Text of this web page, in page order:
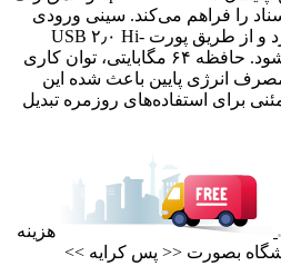
را فراهم می‌کند. سینی ورودی
کاغذ آن ظرفیت ۱۵۰ برگ دارد و از طریق پورت USB ۲٫۰ Hi-
Speed به کامپیوتر متصل می‌شود. حافظه ۶۴ مگابایتی، توان کاری
ماه، و مصرف انرژی پایین باعث شده این
برای استفاده‌های روزمره تبدیل
هزینه
بصورت << پس کرایه >>